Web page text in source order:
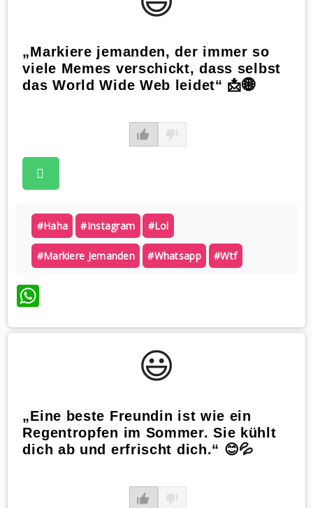
„Markiere jemanden, der immer so
viele Memes verschickt, dass selbst
das World Wide Web leidet“ 📩🌐
#haha #instagram #lol
#markiere Jemanden #whatsapp #wtf
WhatsApp
😃️
„Eine beste Freundin ist wie ein
Regentropfen im Sommer. Sie kühlt
dich ab und erfrischt dich.“ 😊💦